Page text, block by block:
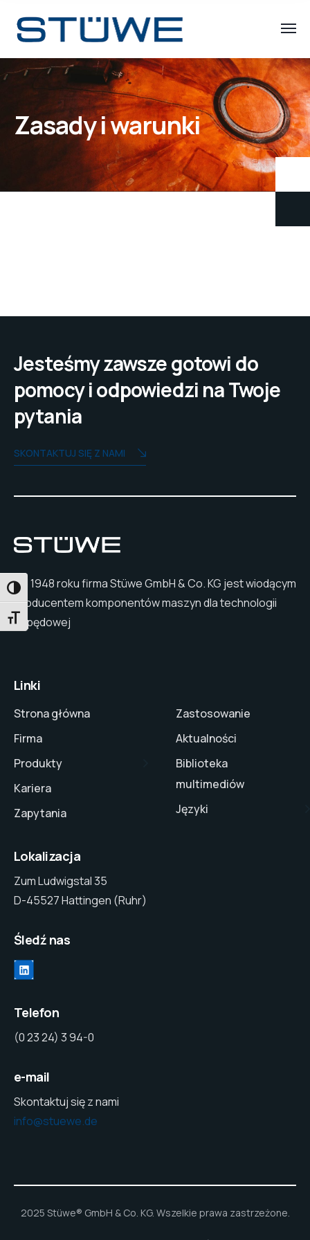
PRZEŁĄCZANIE WYSOKIEGO KONTRASTU
PRZEŁĄCZANIE ROZMIARU CZCIONKI
Zasady i warunki
Jesteśmy zawsze gotowi do
pomocy i odpowiedzi na Twoje
pytania
SKONTAKTUJ SIĘ Z NAMI
Od 1948 roku firma Stüwe GmbH & Co. KG jest wiodącym
producentem komponentów maszyn dla technologii
napędowej
Linki
Strona główna
Firma
Produkty
Kariera
Zapytania
Zastosowanie
Aktualności
Biblioteka
multimediów
Języki
Lokalizacja
Zum Ludwigstal 35
D-45527 Hattingen (Ruhr)
Śledź nas
LinkedIn
Telefon
(0 23 24) 3 94-0
e-mail
Skontaktuj się z nami
info@stuewe.de
2025 Stüwe® GmbH & Co. KG. Wszelkie prawa zastrzeżone.